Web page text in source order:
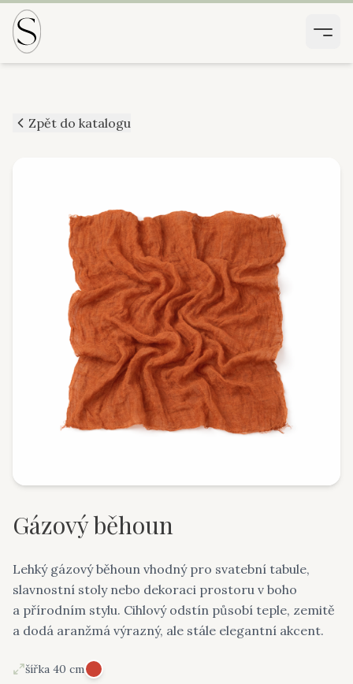
Zpět do katalogu
Gázový běhoun
Lehký gázový běhoun vhodný pro svatební tabule,
slavnostní stoly nebo dekoraci prostoru v boho
a přírodním stylu. Cihlový odstín působí teple, zemitě
a dodá aranžmá výrazný, ale stále elegantní akcent.
šířka 40 cm